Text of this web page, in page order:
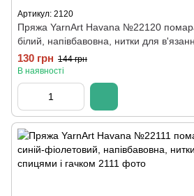
Артикул: 2120
Пряжа YarnArt Havana №22120
білий, напівбавовна, нитки для
130 грн 144 грн
В наявності